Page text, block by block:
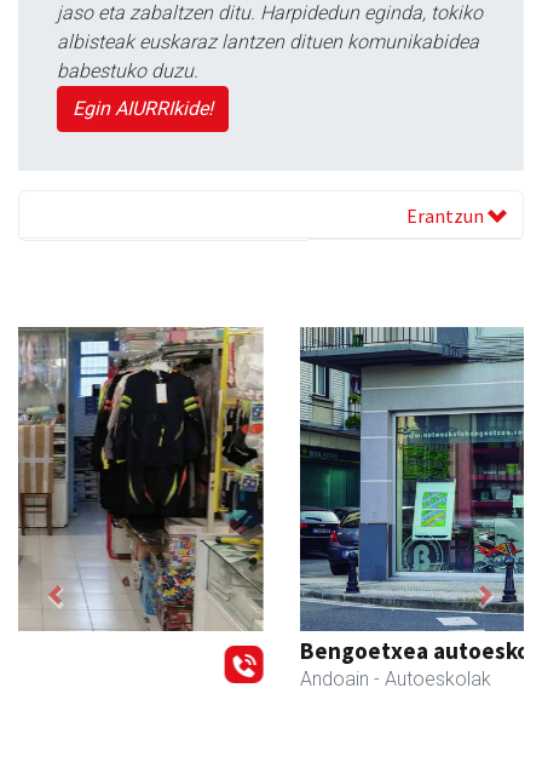
jaso eta zabaltzen ditu. Harpidedun eginda, tokiko
albisteak euskaraz lantzen dituen komunikabidea
babestuko duzu.
Egin AIURRIkide!
Erantzun
Bengoetxea autoeskola
Previous Next